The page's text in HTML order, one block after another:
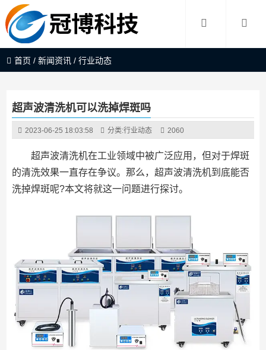
首页 /新闻资讯 /行业动态
超声波清洗机可以洗掉焊斑吗
2023-06-25 18:03:58 分类:行业动态 2060
超声波清洗机在工业领域中被广泛应用，但对于焊斑
的清洗效果一直存在争议。那么，超声波清洗机到底能否
洗掉焊斑呢?本文将就这一问题进行探讨。